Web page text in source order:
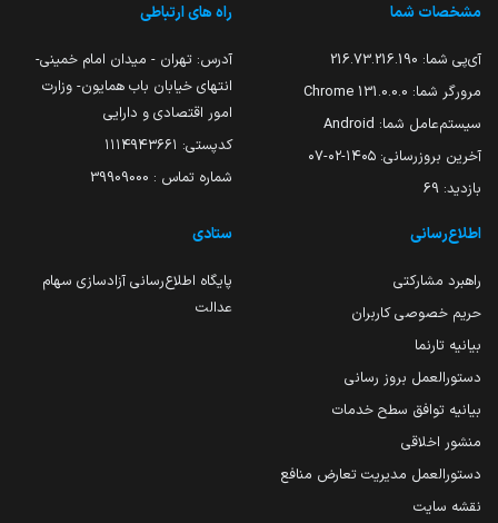
مشخصات شما
آی‌پی شما: 216.73.216.190
مرورگر شما: 131.0.0.0 Chrome
سیستم‌عامل شما: Android
آخرین بروزرسانی: ۱۴۰۵-۰۲-۰۷
بازدید: 69
راه های ارتباطی
آدرس: تهران - میدان امام خمینی-
انتهای خیابان باب همایون- وزارت
امور اقتصادی و دارایی
کدپستی: ۱۱۱۴۹۴۳۶۶۱
شماره تماس : 39909000
اطلاع‌رسانی
راهبرد مشارکتی
حریم خصوصی کاربران
بیانیه تارنما
دستورالعمل بروز رسانی
بیانیه توافق سطح خدمات
منشور اخلاقی
دستورالعمل مدیریت تعارض منافع
نقشه سایت
ستادی
پایگاه اطلاع‌رسانی آزادسازی سهام
عدالت